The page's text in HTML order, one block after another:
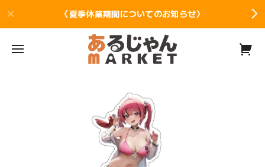
〈夏季休業期間についてのお知らせ〉